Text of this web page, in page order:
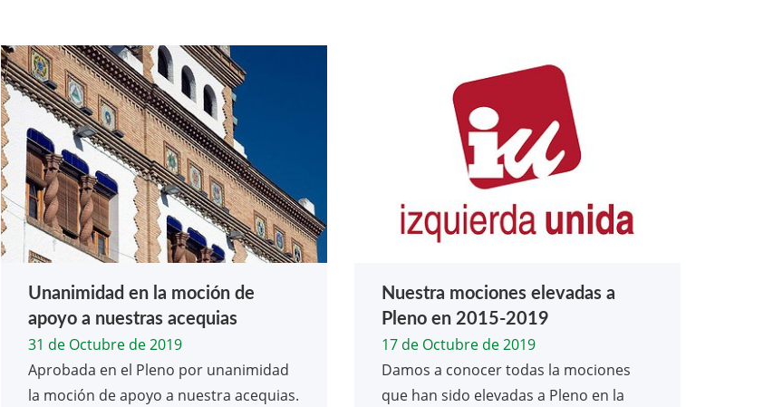
Unanimidad en la moción de
apoyo a nuestras acequias
31 de Octubre de 2019
Aprobada en el Pleno por unanimidad
la moción de apoyo a nuestra acequias.
Nuestra mociones elevadas a
Pleno en 2015-2019
17 de Octubre de 2019
Damos a conocer todas la mociones
que han sido elevadas a Pleno en la